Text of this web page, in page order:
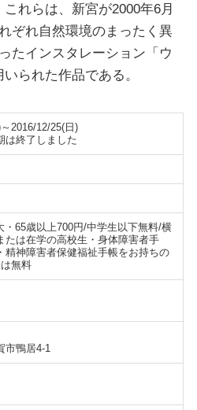
れらは、新宮が2000年6月
ぞれ自然環境のまったく異
たインスタレーション「ウ
られた作品である。
2016/12/25(日)
は終了しました
・65歳以上700円/中学生以下無料/横
たは在学の高校生・身体障害者手
精神障害者保健福祉手帳をお持ちの
無料
市鴨居4-1